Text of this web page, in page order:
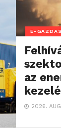
E-
az
2026.